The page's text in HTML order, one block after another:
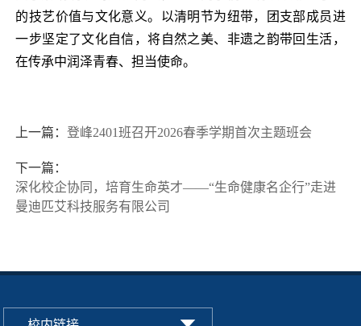
的技艺价值与文化意义。以清明节为纽带，团支部成员进
一步坚定了文化自信，将自然之美、非遗之韵带回生活，
在传承中润泽青春、担当使命。
上一篇：登峰2401班召开2026春季学期首次主题班会
下一篇：
深化校企协同，培育生命英才——“生命健康名企行”走进
曼迪匹艾科技服务有限公司